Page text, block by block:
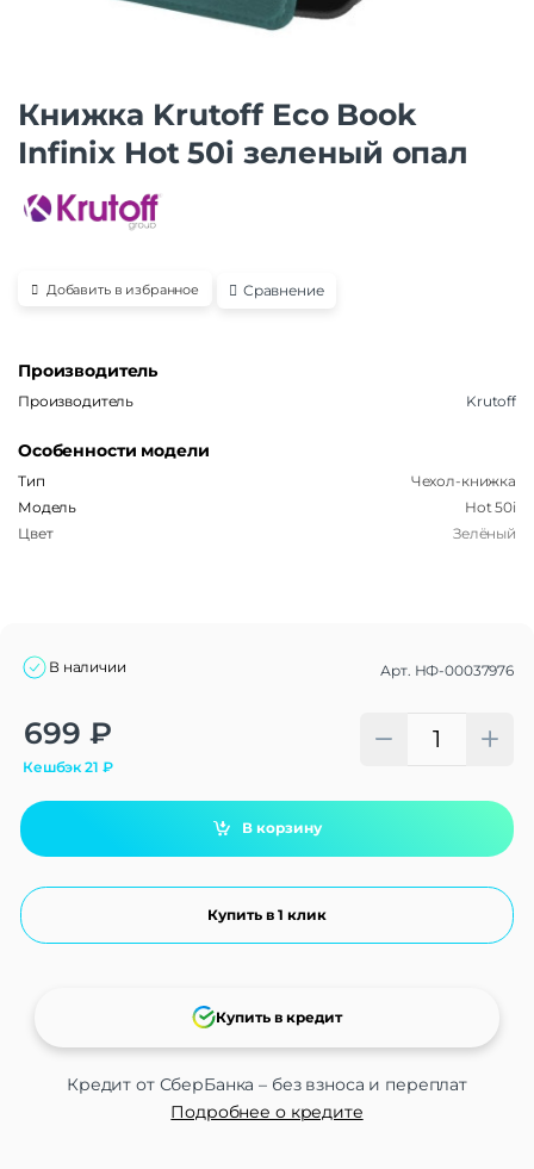
Книжка Krutoff Eco Book
Infinix Hot 50i зеленый опал
Добавить в избранное Сравнение
Производитель
Производитель Krutoff
Особенности модели
Тип
Чехол-книжка
Модель
Hot 50i
Цвет
Зелёный
В наличии Арт. НФ-00037976
699 ₽
Кешбэк21 ₽
В корзину
Купить в 1 клик
Кредит от СберБанка – без взноса и переплат
Подробнее о кредите
Купить в кредит
Alternative: